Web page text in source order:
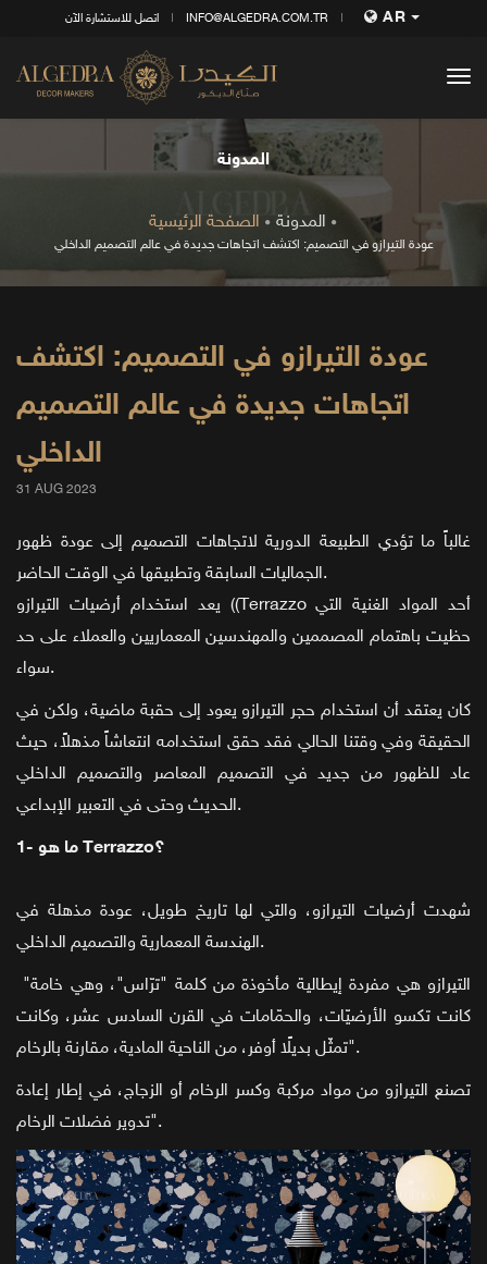
اتصل للاستشارة الآن INFO@ALGEDRA.COM.TR AR
المدونة
الصفحة الرئيسية المدونة
عودة التيرازو في التصميم: اكتشف اتجاهات جديدة في عالم التصميم الداخلي
عودة التيرازو في التصميم: اكتشف
اتجاهات جديدة في عالم التصميم
الداخلي
31 AUG 2023
غالباً ما تؤدي الطبيعة الدورية لاتجاهات التصميم إلى عودة ظهور
الجماليات السابقة وتطبيقها في الوقت الحاضر.
يعد استخدام أرضيات التيرازو ((Terrazzo أحد المواد الغنية التي
حظيت باهتمام المصممين والمهندسين المعماريين والعملاء على حد
سواء.
كان يعتقد أن استخدام حجر التيرازو يعود إلى حقبة ماضية، ولكن في
الحقيقة وفي وقتنا الحالي فقد حقق استخدامه انتعاشاً مذهلاً، حيث
عاد للظهور من جديد في التصميم المعاصر والتصميم الداخلي
الحديث وحتى في التعبير الإبداعي.
1- ما هو Terrazzo؟
شهدت أرضيات التيرازو، والتي لها تاريخ طويل، عودة مذهلة في
الهندسة المعمارية والتصميم الداخلي.
"التيرازو هي مفردة إيطالية مأخوذة من كلمة "ترّاس"، وهي خامة
كانت تكسو الأرضيّات، والحمّامات في القرن السادس عشر، وكانت
تمثّل بديلًا أوفر، من الناحية المادية، مقارنة بالرخام".
تصنع التيرازو من مواد مركبة وكسر الرخام أو الزجاج، في إطار إعادة
تدوير فضلات الرخام".